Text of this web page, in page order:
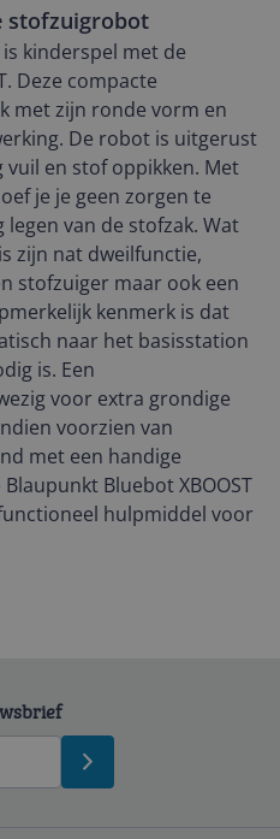
stofzuigrobot
kinderspel met de
Deze compacte
met zijn ronde vorm en
De robot is uitgerust
en stof oppikken. Met
je je geen zorgen te
van de stofzak. Wat
zijn nat dweilfunctie,
stofzuiger maar ook een
kenmerk is dat
naar het basisstation
is. Een
voor extra grondige
voorzien van
met een handige
Bluebot XBOOST
hulpmiddel voor